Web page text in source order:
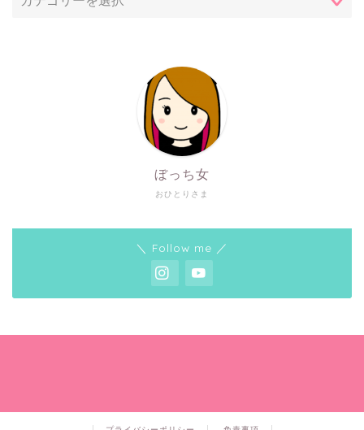
おひとりさま
ぼっち女
＼ Follow me ／